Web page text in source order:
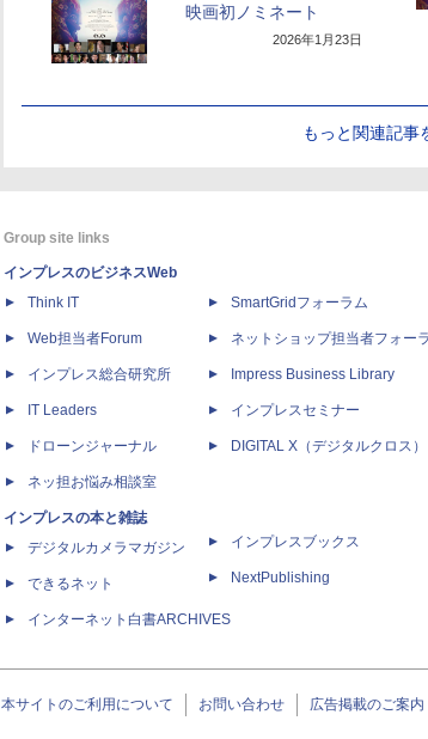
映画初ノミネート
2026年1月23日
もっと関連記事
Group site links
インプレスのビジネスWeb
Think IT
Web担当者Forum
インプレス総合研究所
IT Leaders
ドローンジャーナル
ネッ担お悩み相談室
インプレスの本と雑誌
デジタルカメラマガジン
できるネット
インターネット白書ARCHIVES
SmartGridフォーラム
ネットショップ担当者フォー
Impress Business Library
インプレスセミナー
DIGITAL X（デジタルクロス）
インプレスブックス
NextPublishing
本サイトのご利用について お問い合わせ 広告掲載のご案内